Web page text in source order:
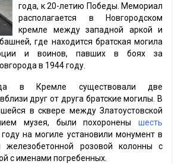
года, к 20-летию Победы. Мемориал
располагается в Новгородском
кремле между западной аркой и
где находится братская могила
и воинов, павших в боях за
в 1944 году.
в Кремле существовали две
друг от друга братские могилы. В
в сквере между Златоустовской
музея, были похоронены шесть
на могиле установили монумент в
железобетонной розовой колонны с
с именами погребенных.